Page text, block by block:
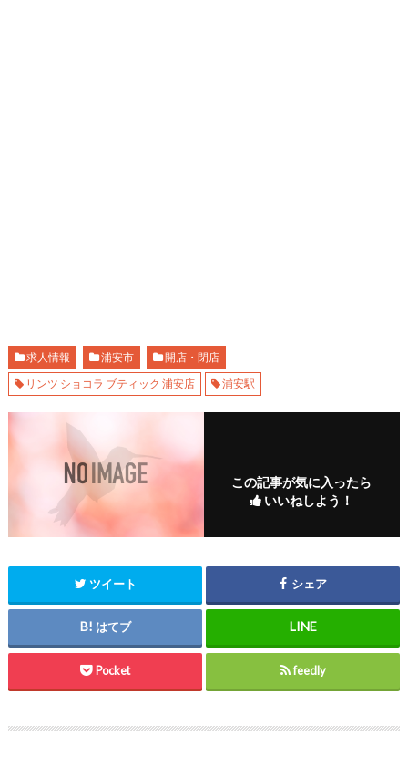
求人情報 浦安市
開店・閉店
リンツ ショコラ ブティック 浦安店
浦安駅
この記事が気に入ったら
いいねしよう！
ツイート シェア
はてブ
Pocket feedly